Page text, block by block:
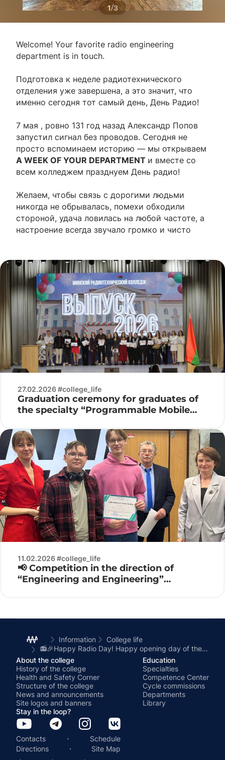
1/3
Welcome! Your favorite radio engineering
department is in touch.
Подготовка к неделе радиотехнического
отделения уже завершена, а это значит, что
именно сегодня тот самый день, День Радио!
7 мая , ровно 131 год назад Александр Попов
запустил сигнал без проводов. Сегодня не
просто вспоминаем историю — мы открываем
A WEEK OF YOUR DEPARTMENT и вместе со
всем колледжем празднуем День радио!
Желаем, чтобы связь с дорогими людьми
никогда не обрывалась, помехи обходили
стороной, удача ловилась на любой частоте, а
настроение всегда звучало громко и чисто
27.02.2026 #college_life
Graduation ceremony for graduates of
the specialty “Programmable Mobile
11.02.2026 #college_life
📢 Competition in the direction of
“Engineering and Engineering”
Information
College life
📻🎉Happy Radio Day! Happy opening day of the week of the RADIO TECHNICAL DEPARTMENT!🎉📻
About the college
History of the college
Health and Safety Corner
Structure of the college
News and announcements
Site logos and banners
Education
Specialties
Competence Center
Cycle commissions
Departments
Library
Stay in the loop?
Contacts ·
Schedule
Directions
· Site Map